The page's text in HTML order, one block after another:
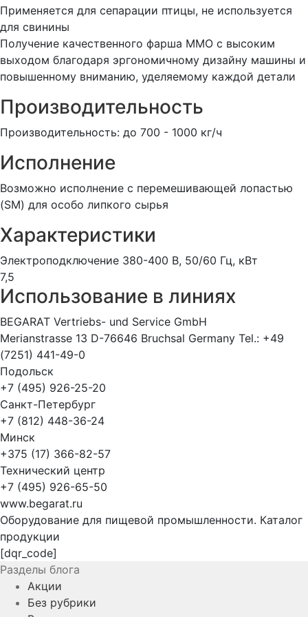
Применяется для сепарации птицы, не используется
для свинины
Получение качественного фарша ММО с высоким
выходом благодаря эргономичному дизайну машины и
повышенному вниманию, уделяемому каждой детали
Производительность
Производительность: до 700 - 1000 кг/ч
Исполнение
Возможно исполнение с перемешивающей лопастью
(SM) для особо липкого сырья
Характеристики
Электроподключение 380-400 В, 50/60 Гц, кВт
7,5
Использование в линиях
BEGARAT Vertriebs- und Service GmbH
Merianstrasse 13 D-76646 Bruchsal Germany Tel.: +49
(7251) 441-49-0
Подольск
+7 (495) 926-25-20
Санкт-Петербург
+7 (812) 448-36-24
Минск
+375 (17) 366-82-57
Технический центр
+7 (495) 926-65-50
www.begarat.ru
Оборудование для пищевой промышленности. Каталог
продукции
[dqr_code]
Разделы блога
Акции
Без рубрики